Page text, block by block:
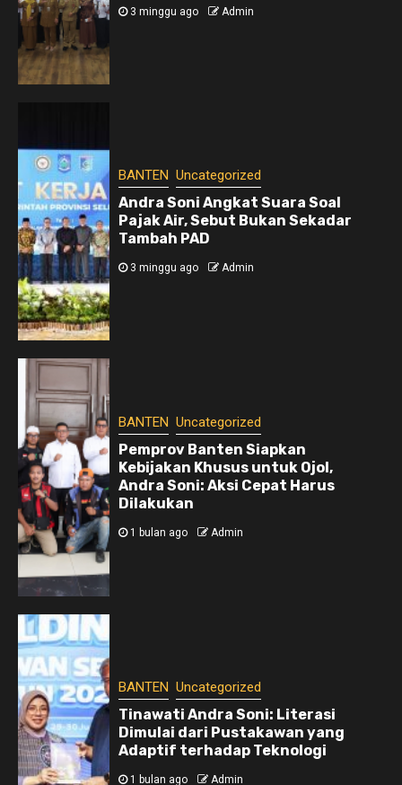
3 minggu ago Admin
BANTEN Uncategorized
Andra Soni Angkat Suara Soal
Pajak Air, Sebut Bukan Sekadar
Tambah PAD
3 minggu ago Admin
BANTEN Uncategorized
Pemprov Banten Siapkan
Kebijakan Khusus untuk Ojol,
Andra Soni: Aksi Cepat Harus
Dilakukan
1 bulan ago Admin
BANTEN Uncategorized
Tinawati Andra Soni: Literasi
Dimulai dari Pustakawan yang
Adaptif terhadap Teknologi
1 bulan ago Admin